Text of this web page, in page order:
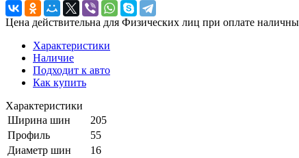
Цена действительна для Физических лиц при оплате
Характеристики
Наличие
Подходит к авто
Как купить
Характеристики
Ширина шин
205
Профиль
55
Диаметр шин
16